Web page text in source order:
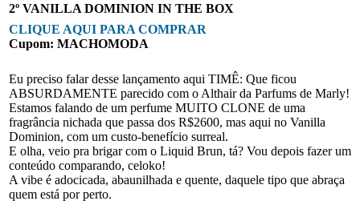
2º VANILLA DOMINION IN THE BOX
CLIQUE AQUI PARA COMPRAR
Cupom: MACHOMODA
Eu preciso falar desse lançamento aqui TIMÊ: Que ficou
ABSURDAMENTE parecido com o Althair da Parfums de Marly!
Estamos falando de um perfume MUITO CLONE de uma
fragrância nichada que passa dos R$2600, mas aqui no Vanilla
Dominion, com um custo-benefício surreal.
E olha, veio pra brigar com o Liquid Brun, tá? Vou depois fazer um
conteúdo comparando, celoko!
A vibe é adocicada, abaunilhada e quente, daquele tipo que abraça
quem está por perto.